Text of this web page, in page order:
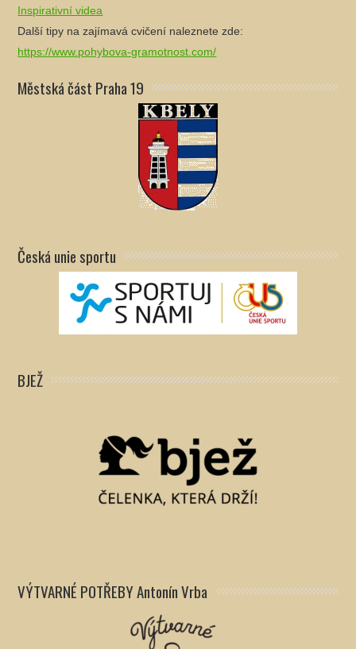
Inspirativní videa
Další tipy na zajímavá cvičení naleznete zde:
https://www.pohybova-gramotnost.com/
Městská část Praha 19
Česká unie sportu
BJEŽ
VÝTVARNÉ POTŘEBY Antonín Vrba